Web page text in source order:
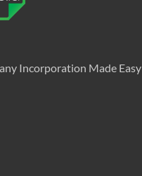
Incorporation Made Easy